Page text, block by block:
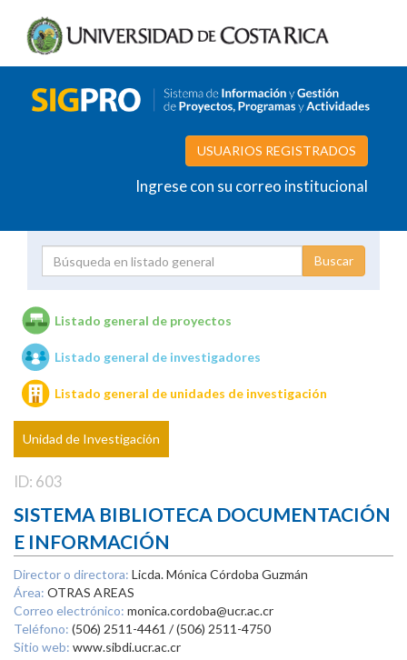
USUARIOS REGISTRADOS
Ingrese con su correo institucional
Unidades de investigación
Listado general de proyectos
Listado general de investigadores
Listado general de unidades de investigación
Unidad de Investigación
ID: 603
SISTEMA BIBLIOTECA DOCUMENTACIÓN
E INFORMACIÓN
Director o directora: Licda. Mónica Córdoba Guzmán
Área: OTRAS AREAS
Correo electrónico: monica.cordoba@ucr.ac.cr
Teléfono: (506) 2511-4461 / (506) 2511-4750
Sitio web: www.sibdi.ucr.ac.cr